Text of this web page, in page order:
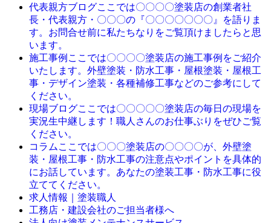
代表親方ブログここでは〇〇〇〇塗装店の創業者社
長・代表親方・〇〇〇の『〇〇〇〇〇〇〇』を語りま
す。お問合せ前に私たちなりをご覧頂けましたらと思
います。
施工事例 ここでは〇〇〇〇塗装店の施工事例をご紹介
いたします。外壁塗装・防水工事・屋根塗装・屋根工
事・デザイン塗装・各種補修工事などのご参考にして
ください。
現場ブログここでは〇〇〇〇〇塗装店の毎日の現場を
実況生中継します！職人さんのお仕事ぶりをぜひご覧
ください。
コラム ここでは〇〇〇塗装店の〇〇〇〇が、外壁塗
装・屋根工事・防水工事の注意点やポイントを具体的
にお話しています。あなたの塗装工事・防水工事に役
立ててください。
求人情報｜塗装職人
工務店・建設会社のご担当者様へ